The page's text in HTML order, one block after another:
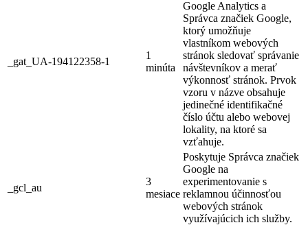
_gat_UA-194122358-1
1
minúta
Google Analytics a
Správca značiek Google,
ktorý umožňuje
vlastníkom webových
stránok sledovať správanie
návštevníkov a merať
výkonnosť stránok. Prvok
vzoru v názve obsahuje
jedinečné identifikačné
číslo účtu alebo webovej
lokality, na ktoré sa
vzťahuje.
_gcl_au
3
mesiace
Poskytuje Správca značiek
Google na
experimentovanie s
reklamnou účinnosťou
webových stránok
využívajúcich ich služby.